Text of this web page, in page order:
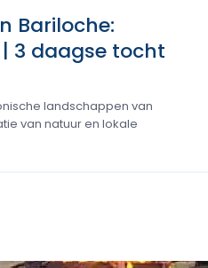
Bariloche:
3 daagse tocht
landschappen van
van natuur en lokale